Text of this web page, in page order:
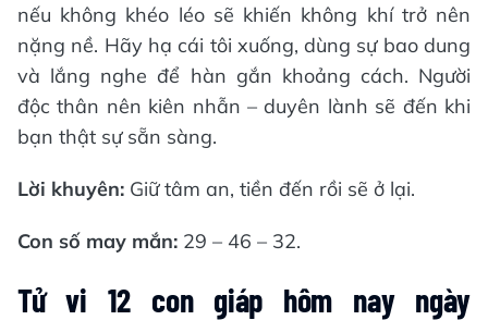
nếu không khéo léo sẽ khiến không khí trở nên
nặng nề. Hãy hạ cái tôi xuống, dùng sự bao dung
và lắng nghe để hàn gắn khoảng cách. Người
độc thân nên kiên nhẫn – duyên lành sẽ đến khi
bạn thật sự sẵn sàng.
Lời khuyên: Giữ tâm an, tiền đến rồi sẽ ở lại.
Con số may mắn: 29 – 46 – 32.
Tử vi 12 con giáp hôm nay ngày